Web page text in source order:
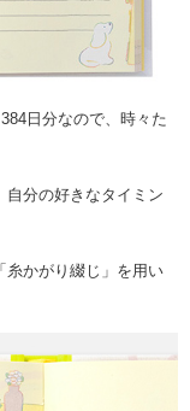
日分なので、時々た
自分の好きなタイミン
糸かがり綴じ」を用い